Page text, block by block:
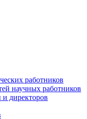
работников
научных работников
директоров